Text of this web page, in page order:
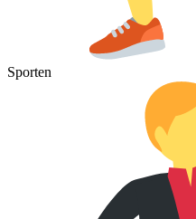
Sporten